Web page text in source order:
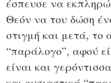
έσπευσε να
Θεόν να του δώση
στιγμή και μετά, το
“παράλογο”, αφού
είναι και